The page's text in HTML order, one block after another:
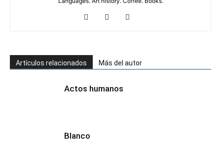
Artículos relacionados Más del autor
Actos humanos
Blanco